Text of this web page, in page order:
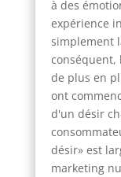
à des
expérience
simplement
conséquent,
de plus en
ont
d'un désir
désir» est
marketing